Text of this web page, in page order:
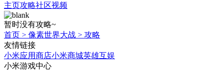
主页攻略社区视频
暂时没有攻略~
首页 > 像素世界大战 > 攻略
友情链接
小米应用商店小米商城英雄互娱
小米游戏中心